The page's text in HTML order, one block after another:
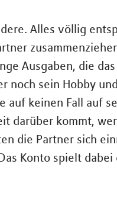
Alles völlig
Ausgaben, die
noch sein Hobby
auf keinen Fall auf
darüber kommt,
die Partner sich
Konto spielt